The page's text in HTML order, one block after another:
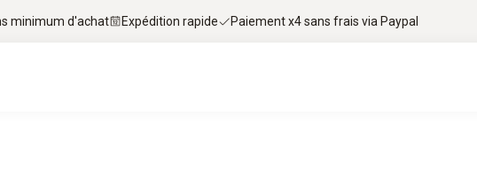
minimum d'achat Expédition rapide Paiement x4 sans frais via Paypal